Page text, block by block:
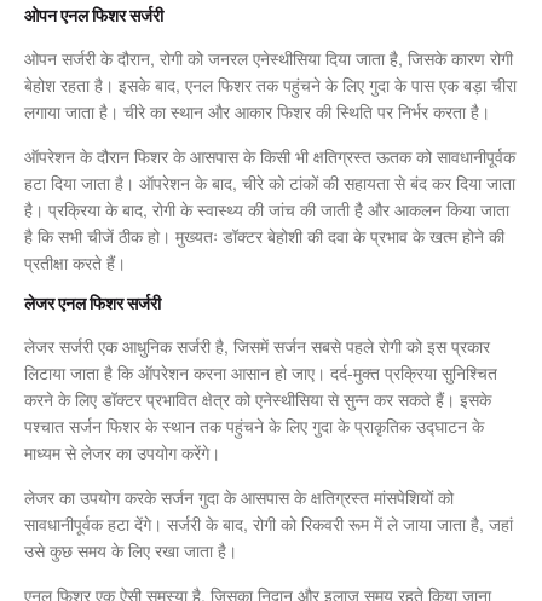
ओपन एनल फिशर सर्जरी
ओपन सर्जरी के दौरान, रोगी को जनरल एनेस्थीसिया दिया जाता है, जिसके कारण रोगी
बेहोश रहता है। इसके बाद, एनल फिशर तक पहुंचने के लिए गुदा के पास एक बड़ा चीरा
लगाया जाता है। चीरे का स्थान और आकार फिशर की स्थिति पर निर्भर करता है।
ऑपरेशन के दौरान फिशर के आसपास के किसी भी क्षतिग्रस्त ऊतक को सावधानीपूर्वक
हटा दिया जाता है। ऑपरेशन के बाद, चीरे को टांकों की सहायता से बंद कर दिया जाता
है। प्रक्रिया के बाद, रोगी के स्वास्थ्य की जांच की जाती है और आकलन किया जाता
है कि सभी चीजें ठीक हो। मुख्यतः डॉक्टर बेहोशी की दवा के प्रभाव के खत्म होने की
प्रतीक्षा करते हैं।
लेजर एनल फिशर सर्जरी
लेजर सर्जरी एक आधुनिक सर्जरी है, जिसमें सर्जन सबसे पहले रोगी को इस प्रकार
लिटाया जाता है कि ऑपरेशन करना आसान हो जाए। दर्द-मुक्त प्रक्रिया सुनिश्चित
करने के लिए डॉक्टर प्रभावित क्षेत्र को एनेस्थीसिया से सुन्न कर सकते हैं। इसके
पश्चात सर्जन फिशर के स्थान तक पहुंचने के लिए गुदा के प्राकृतिक उद्घाटन के
माध्यम से लेजर का उपयोग करेंगे।
लेजर का उपयोग करके सर्जन गुदा के आसपास के क्षतिग्रस्त मांसपेशियों को
सावधानीपूर्वक हटा देंगे। सर्जरी के बाद, रोगी को रिकवरी रूम में ले जाया जाता है, जहां
उसे कुछ समय के लिए रखा जाता है।
एनल फिशर एक ऐसी समस्या है, जिसका निदान और इलाज समय रहते किया जाना